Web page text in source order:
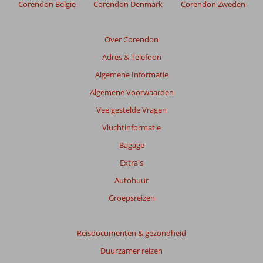
Over Corendon
Adres & Telefoon
Algemene Informatie
Algemene Voorwaarden
Veelgestelde Vragen
Vluchtinformatie
Bagage
Extra's
Autohuur
Groepsreizen
Reisdocumenten & gezondheid
Duurzamer reizen
Corendon België Corendon Denmark Corendon Zweden